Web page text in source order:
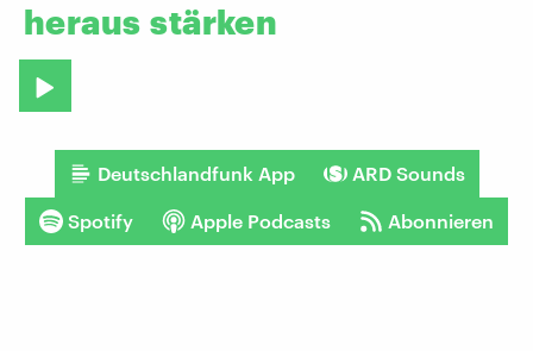
heraus stärken
Deutschlandfunk App ARD Sounds
Spotify Apple Podcasts Abonnieren